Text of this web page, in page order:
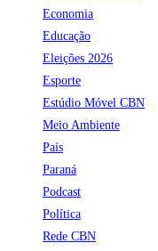
Economia
Educação
Eleições 2026
Esporte
Estúdio Móvel CBN
Meio Ambiente
País
Paraná
Podcast
Política
Rede CBN